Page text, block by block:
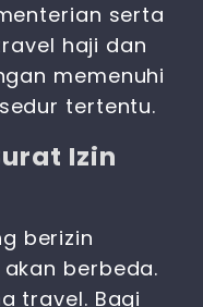
serta
haji dan
memenuhi
tertentu.
Izin
berizin
berbeda.
travel. Bagi